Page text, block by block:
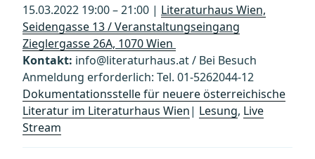
15.03.2022 19:00 – 21:00 | Literaturhaus Wien,
Seidengasse 13 / Veranstaltungseingang
Zieglergasse 26A, 1070 Wien
Kontakt: info@literaturhaus.at / Bei Besuch
Anmeldung erforderlich: Tel. 01-5262044-12
Dokumentationsstelle für neuere österreichische
Literatur im Literaturhaus Wien| Lesung, Live
Stream